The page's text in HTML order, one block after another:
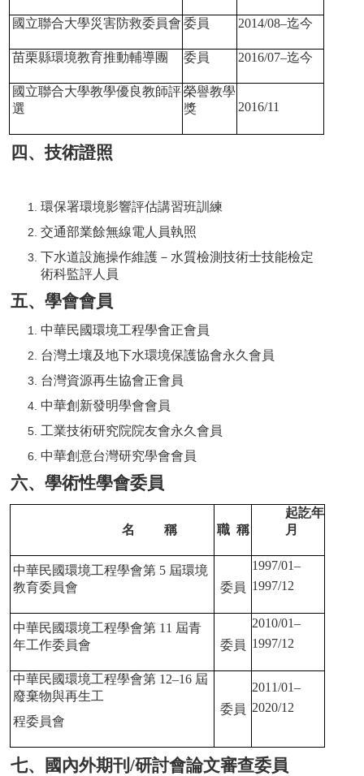
國立聯合大學災害防救委員會 委員 2014/08–迄今
苗栗縣環境教育推動輔導團 委員 2016/07–迄今
國立聯合大學教學優良教師評
選
榮譽教學
獎
2016/11
四、技術證照
環保署環境影響評估講習班訓練
交通部業餘無線電人員執照
下水道設施操作維護－水質檢測技術士技能檢定
術科監評人員
五、學會會員
中華民國環境工程學會正會員
台灣土壤及地下水環境保護協會永久會員
台灣資源再生協會正會員
中華創新發明學會會員
工業技術研究院院友會永久會員
中華創意台灣研究學會會員
六、學術性學會委員
名 稱 職 稱
起訖年
月
中華民國環境工程學會第 5 屆環境
教育委員會
委員
1997/01–
1997/12
中華民國環境工程學會第 11 屆青
年工作委員會
委員
2010/01–
1997/12
中華民國環境工程學會第 12–16 屆
廢棄物與再生工
委員
2011/01–
2020/12
程委員會
七、國內外期刊/研討會論文審查委員